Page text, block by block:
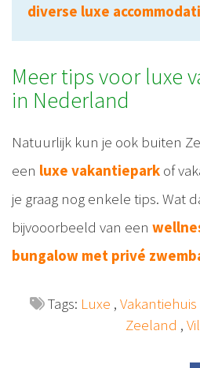
diverse luxe
Meer tips voor luxe
in Nederland
Natuurlijk kun je ook buiten
een luxe vakantiepark of
je graag nog enkele tips. Wat
bijvooorbeeld van een
bungalow met privé
Tags: Luxe , Vakantiehuis
Zeeland ,